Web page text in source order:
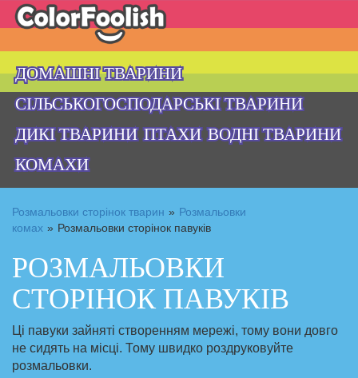
ДОМАШНІ ТВАРИНИ
СІЛЬСЬКОГОСПОДАРСЬКІ ТВАРИНИ
ДИКІ ТВАРИНИ ПТАХИ ВОДНІ ТВАРИНИ
КОМАХИ
Розмальовки сторінок тварин » Розмальовки
комах » Розмальовки сторінок павуків
РОЗМАЛЬОВКИ
СТОРІНОК ПАВУКІВ
Ці павуки зайняті створенням мережі, тому вони довго
не сидять на місці. Тому швидко роздруковуйте
розмальовки.